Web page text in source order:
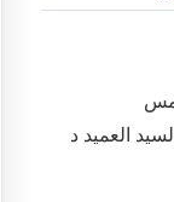
العميد د